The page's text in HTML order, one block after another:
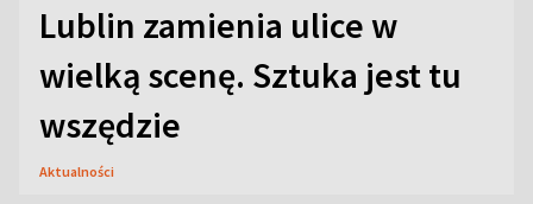
Lublin zamienia ulice w
wielką scenę. Sztuka jest tu
wszędzie
Aktualności